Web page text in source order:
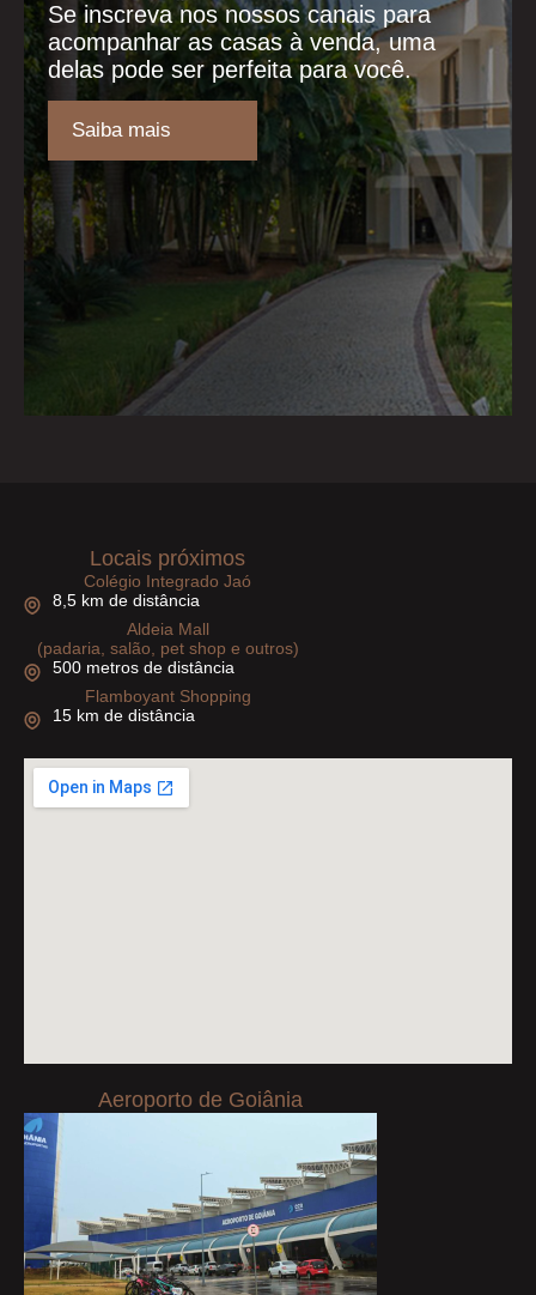
Se inscreva nos nossos canais para
acompanhar as casas à venda, uma
delas pode ser perfeita para você.
Saiba mais
Locais próximos
Colégio Integrado Jaó
8,5 km de distância
Aldeia Mall
(padaria, salão, pet shop e outros)
500 metros de distância
Flamboyant Shopping
15 km de distância
Aeroporto de Goiânia